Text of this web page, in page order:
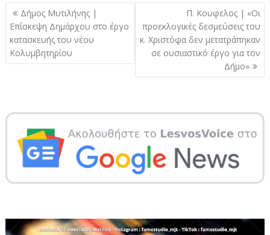
Πλοήγηση
άρθρων
Δήμος Μυτιλήνης |
Επίσκεψη Δημάρχου στο έργο
κατασκευής του νέου
Κολυμβητηρίου
Π. Κουφελος | «Οι
προεκλογικές δεσμεύσεις του
κ. Χριστόφα δεν μετατράπηκαν
σε ουσιαστικό έργο για τον
Δήμο»